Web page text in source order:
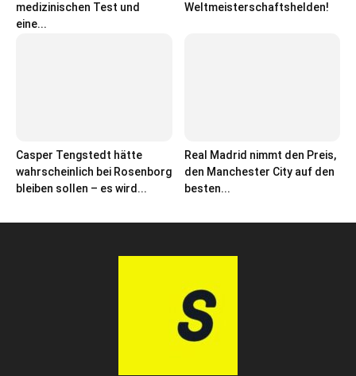
medizinischen Test und
eine...
Weltmeisterschaftshelden!
Casper Tengstedt hätte
wahrscheinlich bei Rosenborg
bleiben sollen – es wird...
Real Madrid nimmt den Preis,
den Manchester City auf den
besten...